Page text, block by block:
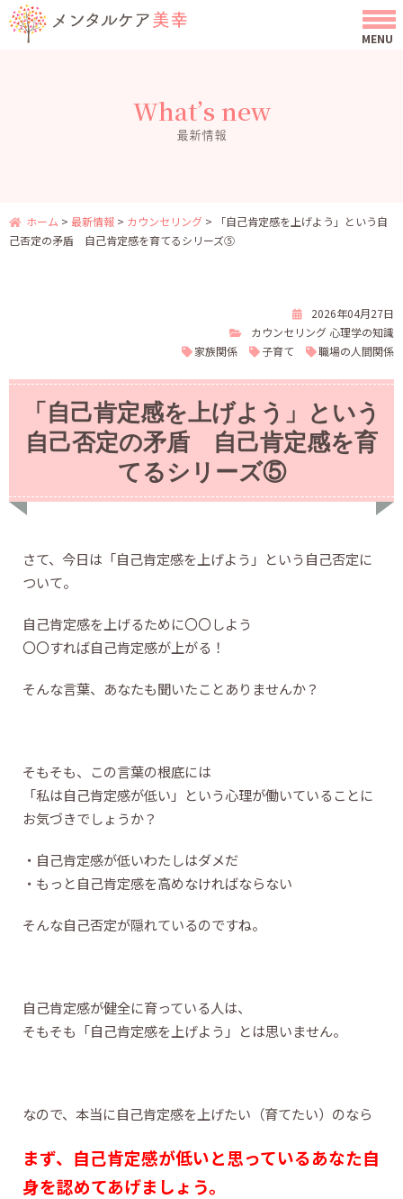
What’s new
最新情報
ホーム > 最新情報 > カウンセリング >
「自己肯定感を上げよう」という自
己否定の矛盾 自己肯定感を育てるシリーズ⑤
2026年04月27日
カウンセリング心理学の知識
家族関係
子育て 職場の人間関係
「自己肯定感を上げよう」という
自己否定の矛盾 自己肯定感を育
てるシリーズ⑤
さて、今日は「自己肯定感を上げよう」という自己否定に
ついて。
自己肯定感を上げるために〇〇しよう
〇〇すれば自己肯定感が上がる！
そんな言葉、あなたも聞いたことありませんか？
そもそも、この言葉の根底には
「私は自己肯定感が低い」という心理が働いていることに
お気づきでしょうか？
・自己肯定感が低いわたしはダメだ
・もっと自己肯定感を高めなければならない
そんな自己否定が隠れているのですね。
自己肯定感が健全に育っている人は、
そもそも「自己肯定感を上げよう」とは思いません。
なので、本当に自己肯定感を上げたい（育てたい）のなら
まず、自己肯定感が低いと思っているあなた自
身を認めてあげましょう。